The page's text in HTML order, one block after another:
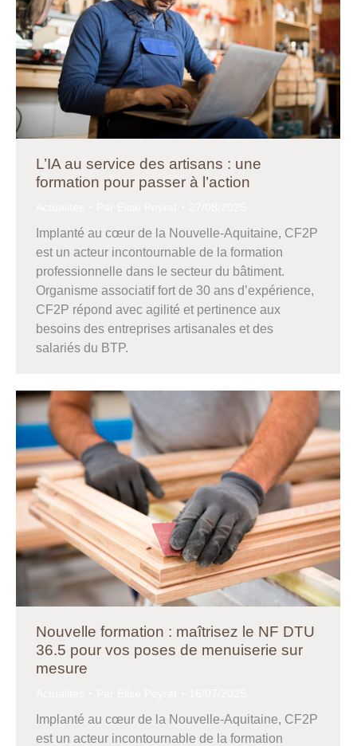
L’IA au service des artisans : une
formation pour passer à l’action
Implanté au cœur de la Nouvelle-Aquitaine, CF2P
est un acteur incontournable de la formation
professionnelle dans le secteur du bâtiment.
Organisme associatif fort de 30 ans d’expérience,
CF2P répond avec agilité et pertinence aux
besoins des entreprises artisanales et des
salariés du BTP.
Nouvelle formation : maîtrisez le NF DTU
36.5 pour vos poses de menuiserie sur
mesure
Implanté au cœur de la Nouvelle-Aquitaine, CF2P
est un acteur incontournable de la formation